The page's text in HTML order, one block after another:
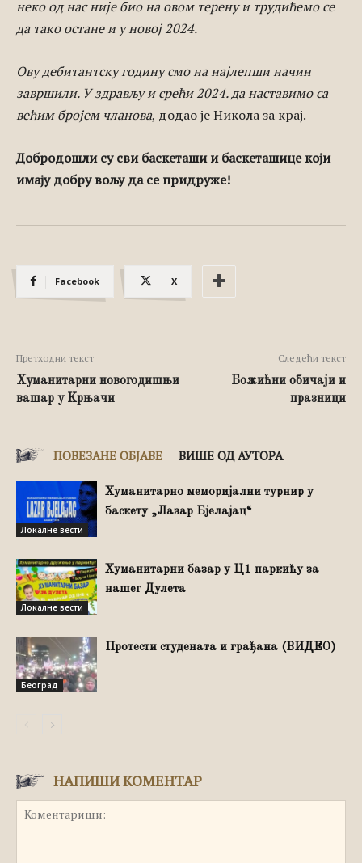
неко од нас није био на овом терену и трудићемо се
да тако остане и у новој 2024.
Ову дебитантску годину смо на најлепши начин
завршили. У здрављу и срећи 2024. да наставимо са
већим бројем чланова, додао је Никола за крај.
Добродошли су сви баскеташи и баскеташице који
имају добру вољу да се придруже!
Facebook X
Претходни текст
Хуманитарни новогодишњи
вашар у Kрњачи
Следећи текст
Божићни обичаји и
празници
ПОВЕЗАНЕ ОБЈАВЕ ВИШЕ ОД АУТОРА
Локалне вести
Хуманитарно меморијални турнир у
баскету „Лазар Бјелајац“
Локалне вести
Хуманитарни базар у Ц1 паркићу за
нашег Дулета
Београд
Протести студената и грађана (ВИДЕО)
НАПИШИ КОМЕНТАР